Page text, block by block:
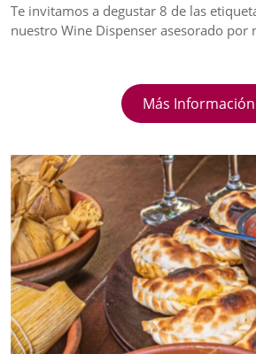
Te invitamos a degustar 8 de las
nuestro Wine Dispenser asesorado por
Más Información